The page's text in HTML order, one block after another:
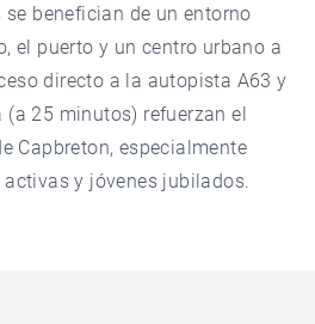
benefician de un entorno
el puerto y un centro urbano a
directo a la autopista A63 y
(a 25 minutos) refuerzan el
Capbreton, especialmente
y jóvenes jubilados.